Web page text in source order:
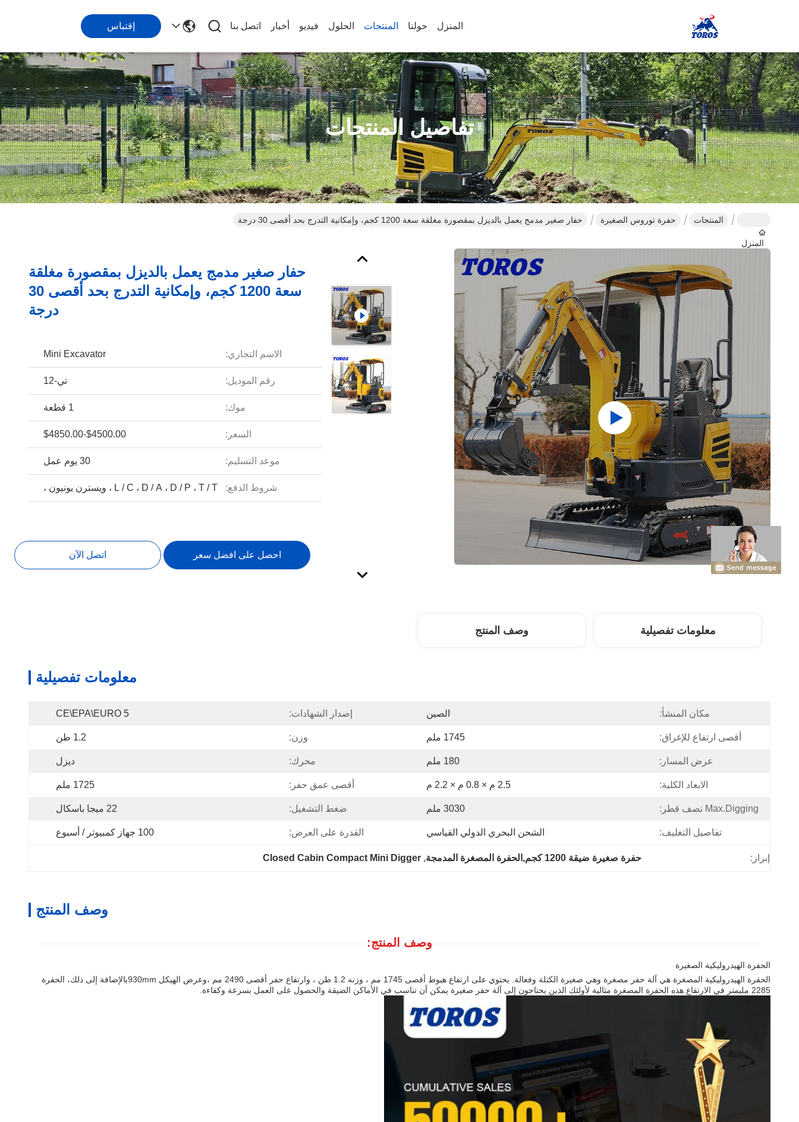
المنزل حولنا المنتجات الحلول فيديو أخبار اتصل بنا إقتباس
تفاصيل المنتجات
المنزل
المنتجات حفرة توروس الصغيرة حفار صغير مدمج يعمل بالديزل بمقصورة مغلقة سعة 1200 كجم، وإمكانية التدرج بحد أقصى 30 درجة
حفار صغير مدمج يعمل بالديزل بمقصورة مغلقة
سعة 1200 كجم، وإمكانية التدرج بحد أقصى 30
درجة
الاسم التجاري: Mini Excavator
رقم الموديل: تي-12
موك: 1 قطعة
السعر: $4500.00-$4850.00
موعد التسليم: 30 يوم عمل
شروط الدفع: L / C ، D / A ، D / P ، T / T ، ويسترن يونيون ،
احصل على افضل سعر اتصل الآن
معلومات تفصيلية وصف المنتج
معلومات تفصيلية
مكان المنشأ: الصين إصدار الشهادات: CE\EPA\EURO 5
أقصى ارتفاع للإغراق: 1745 ملم وزن: 1.2 طن
عرض المسار: 180 ملم محرك: ديزل
الابعاد الكلية: 2.5 م × 0.8 م × 2.2 م أقصى عمق حفر: 1725 ملم
Max.digging نصف قطر: 3030 ملم ضغط التشغيل: 22 ميجا باسكال
تفاصيل التغليف: الشحن البحري الدولي القياسي القدرة على العرض: 100 جهاز كمبيوتر / أسبوع
إبراز: حفرة صغيرة ضيقة 1200 كجم,الحفرة المصغرة المدمجة ,
Closed Cabin Compact Mini Digger
وصف المنتج
وصف المنتج:
الحفرة الهيدروليكية الصغيرة
الحفرة الهيدروليكية المصغرة هي آلة حفر مصغرة وهي صغيرة الكتلة وفعالة. يحتوي على ارتفاع هبوط أقصى 1745 مم ، وزنه 1.2 طن ، وارتفاع حفر أقصى 2490 مم ،وعرض الهيكل 930mmبالإضافة إلى ذلك، الحفرة
2285 مليمتر في الارتفاع.هذه الحفرة المصغرة مثالية لأولئك الذين يحتاجون إلى آلة حفر صغيرة يمكن أن تناسب في الأماكن الضيقة والحصول على العمل بسرعة وكفاءة.